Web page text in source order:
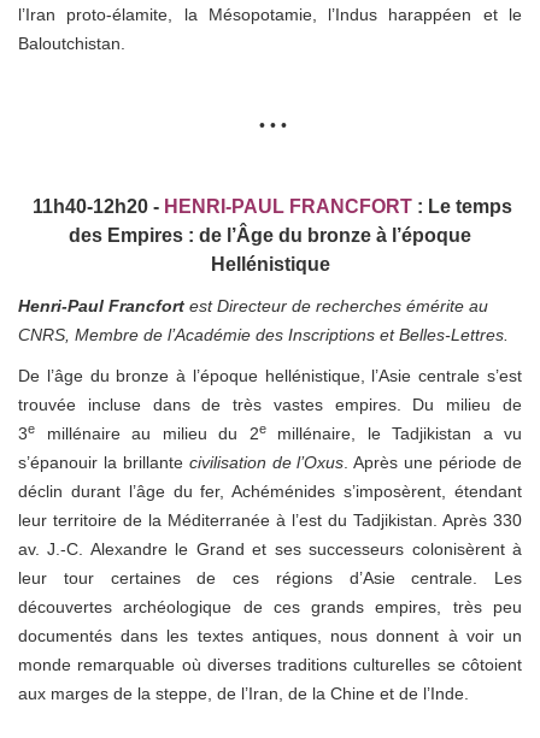
l’Iran proto-élamite, la Mésopotamie, l’Indus harappéen et le
Baloutchistan.
• • •
11h40-12h20 - HENRI-PAUL FRANCFORT : Le temps
des Empires : de l’Âge du bronze à l’époque
Hellénistique
Henri-Paul Francfort est Directeur de recherches émérite au
CNRS, Membre de l’Académie des Inscriptions et Belles-Lettres.
De l’âge du bronze à l’époque hellénistique, l’Asie centrale s’est
trouvée incluse dans de très vastes empires. Du milieu de
3e millénaire au milieu du 2emillénaire, le Tadjikistan a vu
s’épanouir la brillantecivilisation de l’Oxus . Après une période de
déclin durant l’âge du fer, Achéménides s’imposèrent, étendant
leur territoire de la Méditerranée à l’est du Tadjikistan. Après 330
av. J.-C. Alexandre le Grand et ses successeurs colonisèrent à
leur tour certaines de ces régions d’Asie centrale. Les
découvertes archéologique de ces grands empires, très peu
documentés dans les textes antiques, nous donnent à voir un
monde remarquable où diverses traditions culturelles se côtoient
aux marges de la steppe, de l’Iran, de la Chine et de l’Inde.